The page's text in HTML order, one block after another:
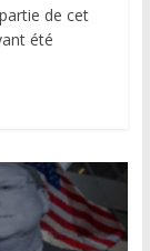
de cet
été